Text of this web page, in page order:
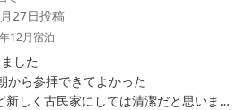
27日投稿
12月宿泊
ました
から参拝できてよかった
しく古民家にしては清潔だと思いま